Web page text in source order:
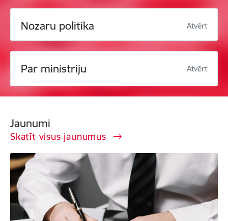
Nozaru politika Atvērt
Par ministriju Atvērt
Jaunumi
Skatīt visus jaunumus